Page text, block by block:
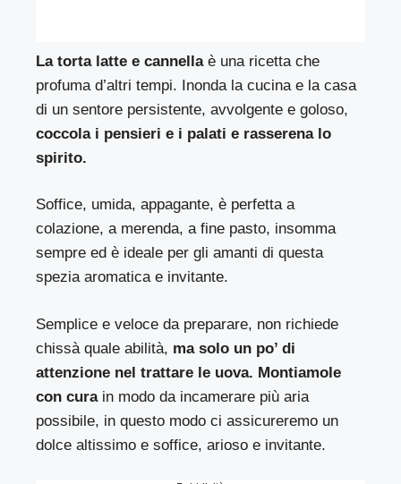
La torta latte e cannellaè una ricetta che
profuma d’altri tempi. Inonda la cucina e la casa
di un sentore persistente, avvolgente e goloso,
coccola i pensieri e i palati e rasserena lo
spirito.
Soffice, umida, appagante, è perfetta a
colazione, a merenda, a fine pasto, insomma
sempre ed è ideale per gli amanti di questa
spezia aromatica e invitante.
Semplice e veloce da preparare, non richiede
chissà quale abilità, ma solo un po’ di
attenzione nel trattare le uova. Montiamole
con curain modo da incamerare più aria
possibile, in questo modo ci assicureremo un
dolce altissimo e soffice, arioso e invitante.